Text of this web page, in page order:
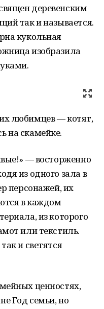
деревенским
так и называется.
кукольная
изобразила
любимцев — котят,
на скамейке.
— восторженно
из одного зала в
персонажей, их
в каждом
из которого
или текстиль.
и светятся
ценностях,
Год семьи, но